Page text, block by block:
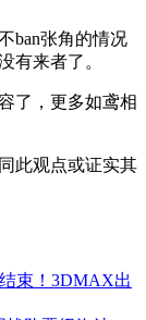
ban张角的情况
有来者了。
了，更多如鸢相
此观点或证实其
束！3DMAX出